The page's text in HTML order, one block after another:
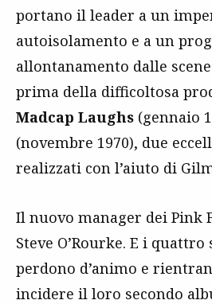
portano il leader a un
autoisolamento e a un
allontanamento dalle
prima della difficoltosa
Madcap Laughs (gennaio
(novembre 1970), due
realizzati con l’aiuto di
Il nuovo manager dei Pink
Steve O’Rourke. E i
perdono d’animo e
incidere il loro secondo